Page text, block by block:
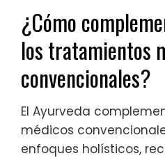
¿Cómo
los tratamientos
convencionales?
El Ayurveda
médicos
enfoques holísticos,